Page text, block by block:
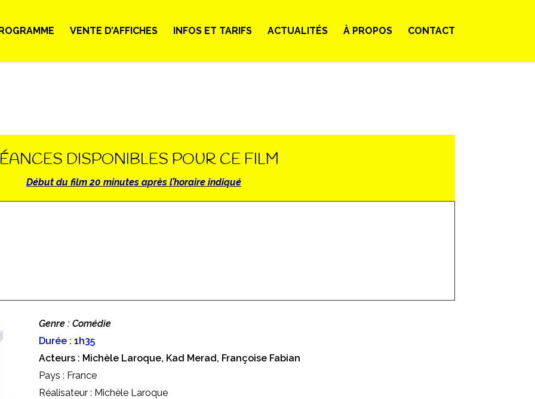
VENTE D’AFFICHES INFOS ET TARIFS ACTUALITÉS À PROPOS CONTACT
DISPONIBLES POUR CE FILM
Début du film 20 minutes après l’horaire indiqué
Genre : Comédie
Durée : 1h35
Acteurs : Michèle Laroque, Kad Merad, Françoise Fabian
Pays : France
Réalisateur : Michèle Laroque